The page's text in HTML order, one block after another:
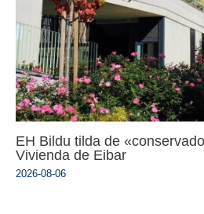
EH Bildu tilda de
Vivienda de Eibar
2026-08-06